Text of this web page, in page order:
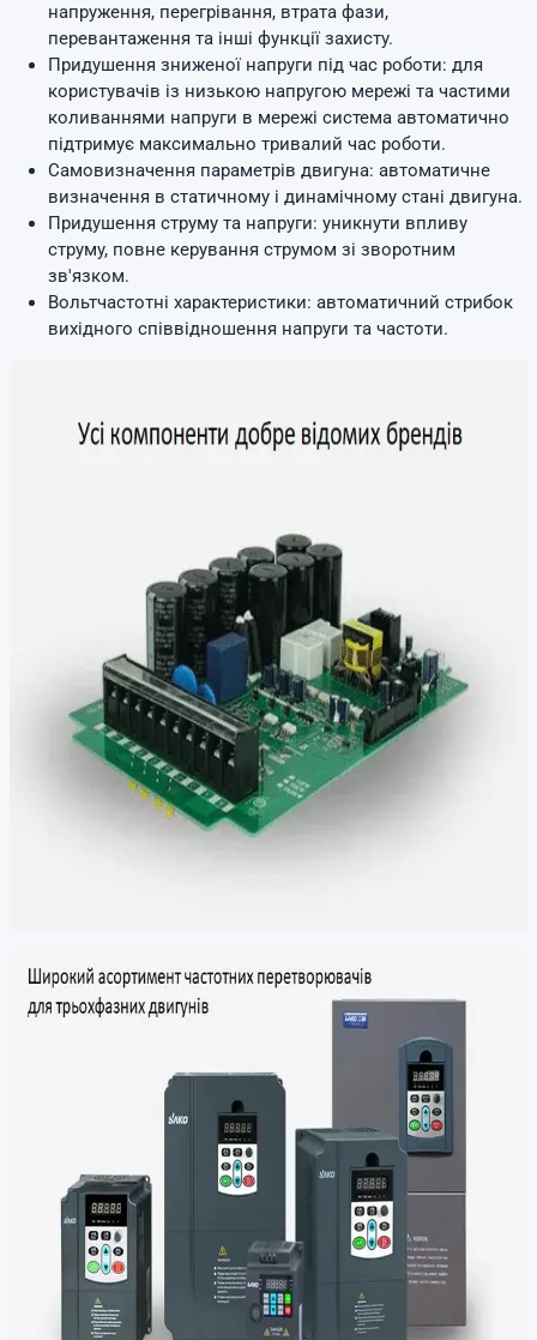
напруження, перегрівання, втрата фази,
перевантаження та інші функції захисту.
Придушення зниженої напруги під час роботи: для
користувачів із низькою напругою мережі та частими
коливаннями напруги в мережі система автоматично
підтримує максимально тривалий час роботи.
Самовизначення параметрів двигуна: автоматичне
визначення в статичному і динамічному стані двигуна.
Придушення струму та напруги: уникнути впливу
струму, повне керування струмом зі зворотним
зв'язком.
Вольтчастотні характеристики: автоматичний стрибок
вихідного співвідношення напруги та частоти.